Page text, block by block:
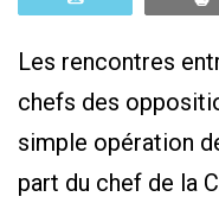
Les rencontres
chefs des
simple opération
part du chef de la